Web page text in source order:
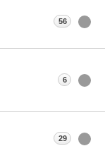
56
6
29